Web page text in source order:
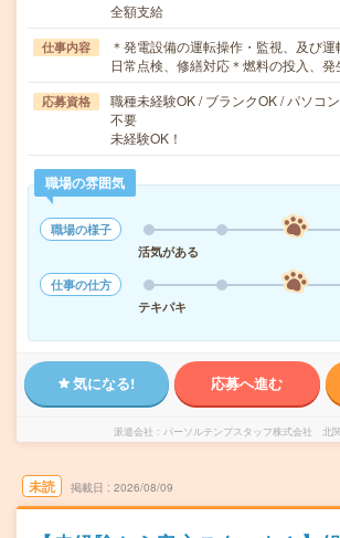
全額支給
仕事内容
＊発電設備の運転操作・監視、及び運
日常点検、修繕対応＊燃料の投入、
応募資格
職種未経験OK / ブランクOK / パソコ
不要
未経験OK！
職場の雰囲気
職場の様子
活気がある
仕事の仕方
テキパキ
気になる! 応募へ進む
派遣会社 パーソルテンプスタッフ株式会社 北
未読 掲載日 2026/08/09